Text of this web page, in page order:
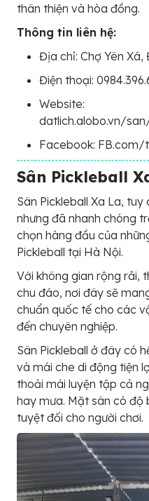
thân thiện và hòa đồng.
Thông tin liên hệ:
Địa chỉ: Chợ Yên
Điện thoại:
Website:
datlich.alobo.vn/
Facebook: FB.com/
Sân Pickleball
Sân Pickleball Xa La,
nhưng đã nhanh chóng
chọn hàng đầu của
Pickleball tại Hà Nội.
Với không gian rộng rãi,
chu đáo, nơi đây sẽ
chuẩn quốc tế cho các
đến chuyên nghiệp.
Sân Pickleball ở đây có
và mái che di động tiện
thoải mái luyện tập cả
hay mưa. Mặt sân có
tuyệt đối cho người chơi.